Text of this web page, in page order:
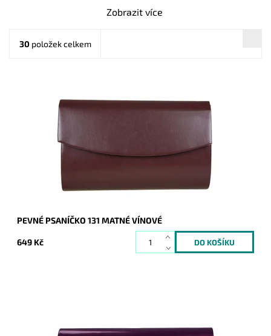
Zobrazit více
30 položek celkem
Elegantní pevné psaníčko ve vínové matné barvě je oblíbeným
doplňkem a doprovodí ženu nejen do společnosti.
Dostupnost:
ROMINA&CO
2 roky
PEVNÉ PSANÍČKO 131 MATNÉ VÍNOVÉ
649 Kč
Elegantní lesklé pevné psaníčko v bordó barvě je nezbytným